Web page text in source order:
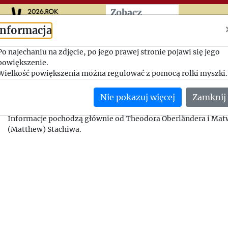
Przeskocz do treści
Zobacz
Plotki o Leo Heimanie
1963-11-10, Stefan Władysław Kozłowski - Jerzy Giedroyc
W odpowiedzi na wcześniejsze pytanie Giedroycia Kozłowski
wszystko, czego dowiedział się o Leo Heimanie, autorze The
Bulletin (nie udało się dotrzeć do artykułu, o którym mowa w
Informacje pochodzą głównie od Theodora Oberländera i
(Matthew) Stachiwa.
najechaniu na zdjęcie, po jego prawej stronie pojawi się jego
powiększenia można regulować z pomocą rolki myszki.
Nie pokazuj więcej Zamknij